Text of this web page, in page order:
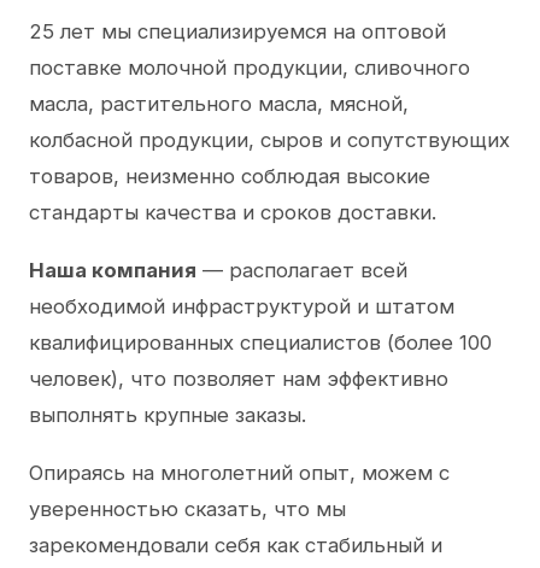
25 лет мы специализируемся на оптовой
поставке молочной продукции, сливочного
масла, растительного масла, мясной,
колбасной продукции, сыров и сопутствующих
товаров, неизменно соблюдая высокие
стандарты качества и сроков доставки.
Наша компания — располагает всей
необходимой инфраструктурой и штатом
квалифицированных специалистов (более 100
человек), что позволяет нам эффективно
выполнять крупные заказы.
Опираясь на многолетний опыт, можем с
уверенностью сказать, что мы
зарекомендовали себя как стабильный и